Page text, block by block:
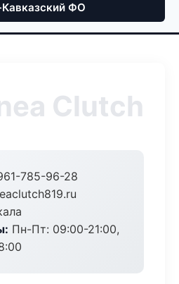
ФО
Clutch
785-96-28
Пн-Пт: 09:00-21:00,